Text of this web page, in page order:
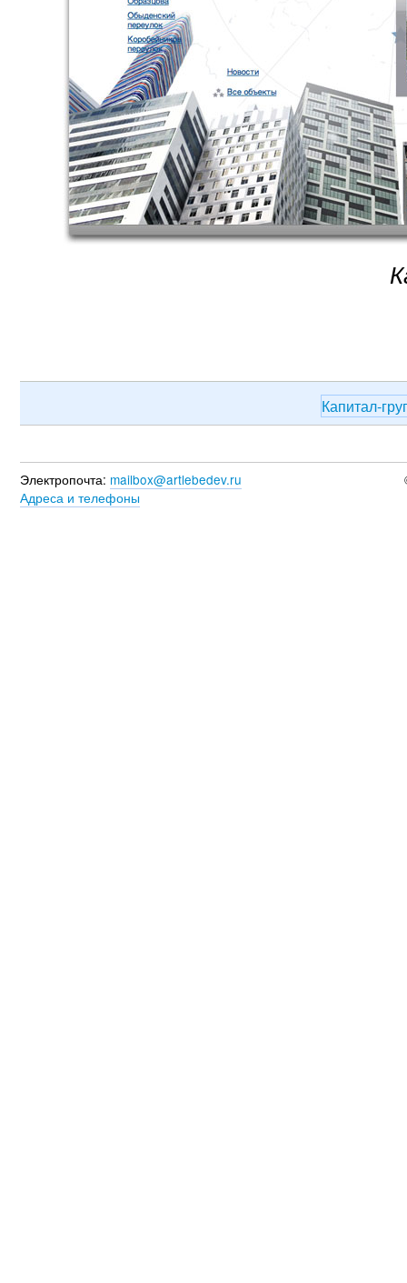
Капитал-
Электропочта: mailbox@artlebedev.ru
Адреса и телефоны